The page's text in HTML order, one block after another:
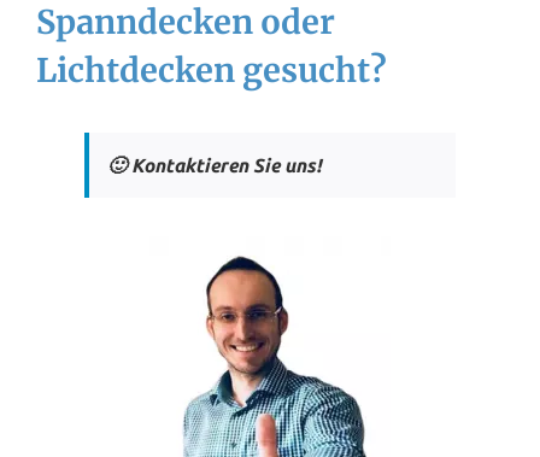
Spanndecken oder
Lichtdecken gesucht?
🙂 Kontaktieren Sie uns!